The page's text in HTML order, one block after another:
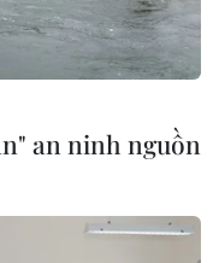
giá
an ninh nguồn